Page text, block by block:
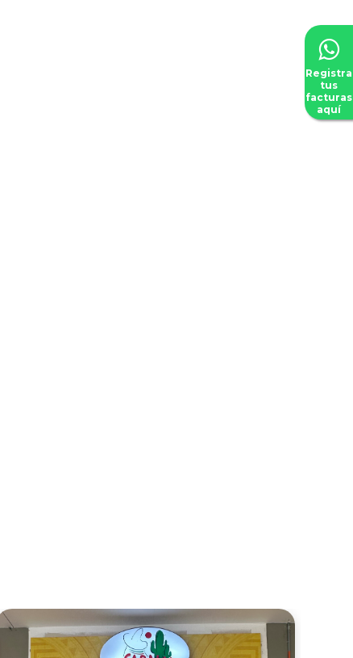
Registra
tus
facturas
aquí